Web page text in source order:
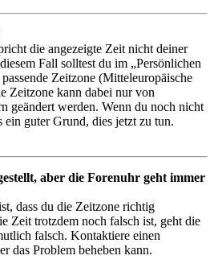
die angezeigte Zeit nicht deiner
Fall solltest du im „Persönlichen
Zeitzone (Mitteleuropäische
Zeitzone kann dabei nur von
geändert werden. Wenn du noch nicht
ein guter Grund, dies jetzt zu tun.
aber die Forenuhr geht immer
dass du die Zeitzone richtig
Zeit trotzdem noch falsch ist, geht die
falsch. Kontaktiere einen
das Problem beheben kann.